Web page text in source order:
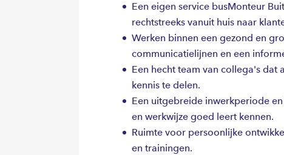
Een eigen service busMonteur
rechtstreeks vanuit huis naar
Werken binnen een gezond en
communicatielijnen en een
Een hecht team van collega's dat
kennis te delen.
Een uitgebreide inwerkperiode
en werkwijze goed leert kennen.
Ruimte voor persoonlijke
en trainingen.